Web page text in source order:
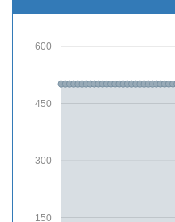
150
300
450
600